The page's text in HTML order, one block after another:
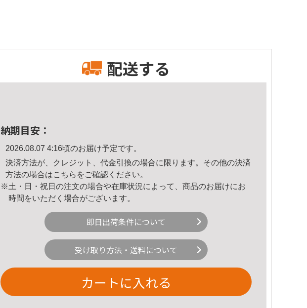
配送する
納期目安：
2026.08.07 4:16頃のお届け予定です。
決済方法が、クレジット、代金引換の場合に限ります。その他の決済
方法の場合はこちら をご確認ください。
※土・日・祝日の注文の場合や在庫状況によって、商品のお届けにお
時間をいただく場合がございます。
即日出荷条件について
受け取り方法・送料について
カートに入れる